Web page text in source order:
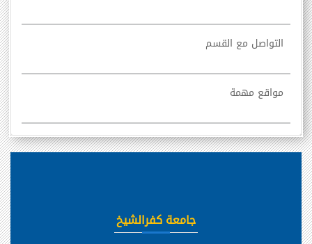
التواصل مع القسم
مواقع مهمة
جامعة كفرالشيخ